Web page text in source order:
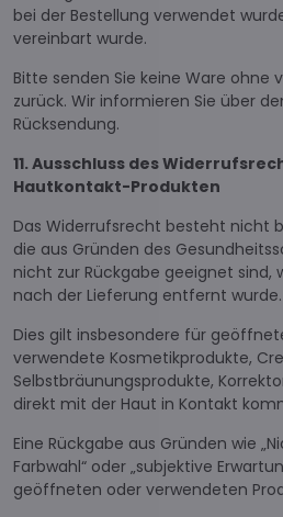
bei der Bestellung verwendet
vereinbart wurde.
Bitte senden Sie keine Ware ohne
zurück. Wir informieren Sie über
Rücksendung.
11. Ausschluss des
Hautkontakt-Produkten
Das Widerrufsrecht besteht nicht
die aus Gründen des
nicht zur Rückgabe geeignet sind,
nach der Lieferung entfernt wurde.
Dies gilt insbesondere für
verwendete Kosmetikprodukte,
Selbstbräunungsprodukte,
direkt mit der Haut in Kontakt
Eine Rückgabe aus Gründen wie
Farbwahl“ oder „subjektive
geöffneten oder verwendeten